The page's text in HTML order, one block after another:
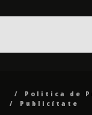
Politica de
Publicítate